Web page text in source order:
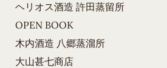
ヘリオス酒造 許田蒸留所
OPEN BOOK
木内酒造 八郷蒸溜所
大山甚七商店